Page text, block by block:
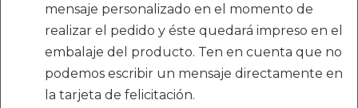
mensaje personalizado en el momento de
realizar el pedido y éste quedará impreso en el
embalaje del producto. Ten en cuenta que no
podemos escribir un mensaje directamente en
la tarjeta de felicitación.